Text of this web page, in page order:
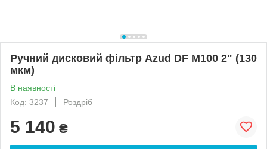
Ручний дисковий фільтр Azud DF M100 2" (130
мкм)
В наявності
Код: 3237
Роздріб
5 140 ₴